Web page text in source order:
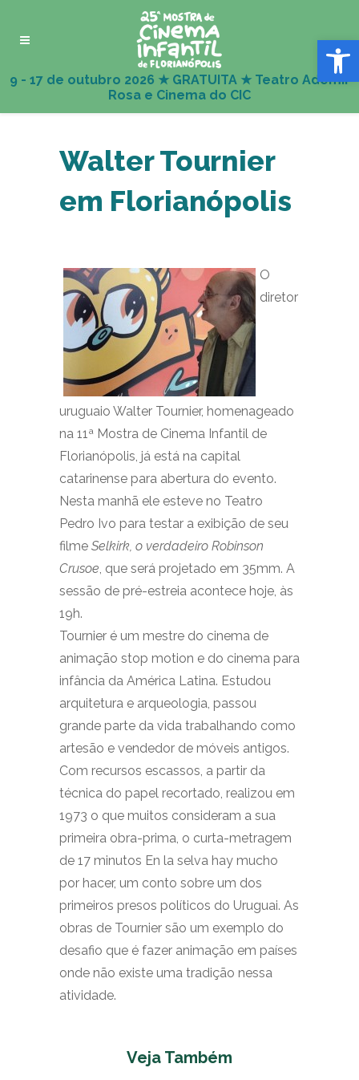
Abrir
Walter Tournier
em Florianópolis
O
diretor
uruguaio Walter Tournier, homenageado
na 11ª Mostra de Cinema Infantil de
Florianópolis, já está na capital
catarinense para abertura do evento.
Nesta manhã ele esteve no Teatro
Pedro Ivo para testar a exibição de seu
filme Selkirk, o verdadeiro Robinson
Crusoe, que será projetado em 35mm. A
sessão de pré-estreia acontece hoje, às
19h.
Tournier é um mestre do cinema de
animação stop motion e do cinema para
infância da América Latina. Estudou
arquitetura e arqueologia, passou
grande parte da vida trabalhando como
artesão e vendedor de móveis antigos.
Com recursos escassos, a partir da
técnica do papel recortado, realizou em
1973 o que muitos consideram a sua
primeira obra-prima, o curta-metragem
de 17 minutos En la selva hay mucho
por hacer, um conto sobre um dos
primeiros presos políticos do Uruguai. As
obras de Tournier são um exemplo do
desafio que é fazer animação em países
onde não existe uma tradição nessa
atividade.
Veja Também